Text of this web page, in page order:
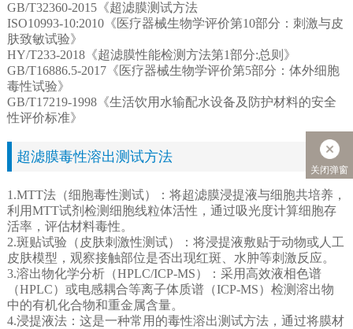
GB/T32360-2015《超滤膜测试方法
ISO10993-10:2010《医疗器械生物学评价第10部分：刺激与皮
肤致敏试验》
HY/T233-2018《超滤膜性能检测方法第1部分:总则》
GB/T16886.5-2017《医疗器械生物学评价第5部分：体外细胞
毒性试验》
GB/T17219-1998《生活饮用水输配水设备及防护材料的安全
性评价标准》
超滤膜毒性溶出测试方法
1.MTT法（细胞毒性测试）：将超滤膜浸提液与细胞共培养，
利用MTT试剂检测细胞线粒体活性，通过吸光度计算细胞存
活率，评估材料毒性。
2.斑贴试验（皮肤刺激性测试）：将浸提液敷贴于动物或人工
皮肤模型，观察接触部位是否出现红斑、水肿等刺激反应。
3.溶出物化学分析（HPLC/ICP-MS）：采用高效液相色谱
（HPLC）或电感耦合等离子体质谱（ICP-MS）检测溶出物
中的有机化合物和重金属含量。
4.浸提液法：这是一种常用的毒性溶出测试方法，通过将膜材
关闭弹窗